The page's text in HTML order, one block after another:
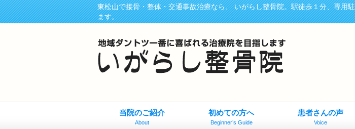
東松山で接骨・整体・交通事故治療なら、 いがらし整骨院。駅徒歩１分、専
ます。
当院のご紹介
About
初めての方へ
Beginner’s Guide
患者さんの声
Voice